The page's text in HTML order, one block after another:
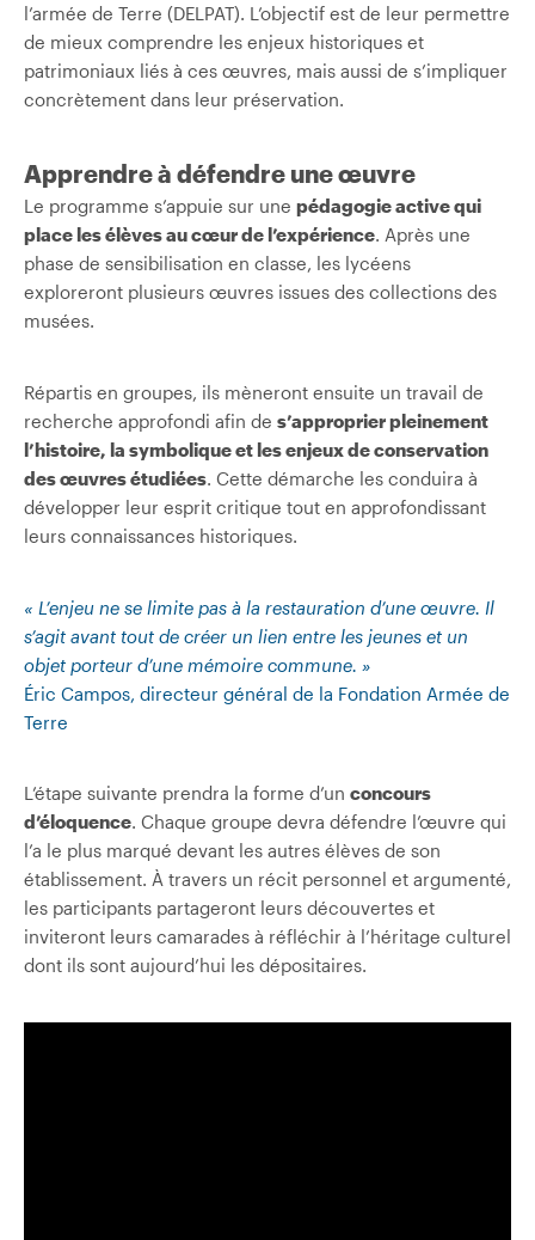
l’armée de Terre (DELPAT). L’objectif est de leur permettre
de mieux comprendre les enjeux historiques et
patrimoniaux liés à ces œuvres, mais aussi de s’impliquer
concrètement dans leur préservation.
Apprendre à défendre une œuvre
Le programme s’appuie sur une pédagogie active qui
place les élèves au cœur de l’expérience. Après une
phase de sensibilisation en classe, les lycéens
exploreront plusieurs œuvres issues des collections des
musées.
Répartis en groupes, ils mèneront ensuite un travail de
recherche approfondi afin de s’approprier pleinement
l’histoire, la symbolique et les enjeux de conservation
des œuvres étudiées. Cette démarche les conduira à
développer leur esprit critique tout en approfondissant
leurs connaissances historiques.
« L’enjeu ne se limite pas à la restauration d’une œuvre. Il
s’agit avant tout de créer un lien entre les jeunes et un
objet porteur d’une mémoire commune. »
Éric Campos, directeur général de la Fondation Armée de
Terre
L’étape suivante prendra la forme d’un concours
d’éloquence. Chaque groupe devra défendre l’œuvre qui
l’a le plus marqué devant les autres élèves de son
établissement. À travers un récit personnel et argumenté,
les participants partageront leurs découvertes et
inviteront leurs camarades à réfléchir à l’héritage culturel
dont ils sont aujourd’hui les dépositaires.